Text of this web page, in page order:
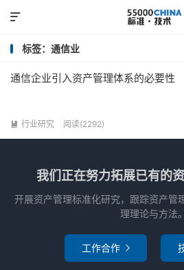

标签：通信业
通信企业引入资产管理体系的必要性
 行业研究 阅读(2292)
我们正在努力拓展已有的
开展资产管理标准化研究，跟踪资产管
理理论与方法。
工作合作 